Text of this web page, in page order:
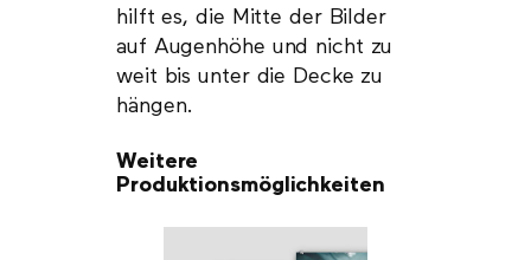
hilft es, die Mitte der Bilder
auf Augenhöhe und nicht zu
weit bis unter die Decke zu
hängen.
Weitere
Produktionsmöglichkeiten